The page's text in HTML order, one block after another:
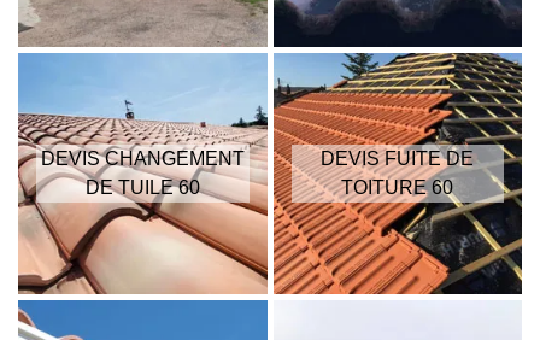
DEVIS CHANGEMENT
DE TUILE 60
DEVIS FUITE DE
TOITURE 60